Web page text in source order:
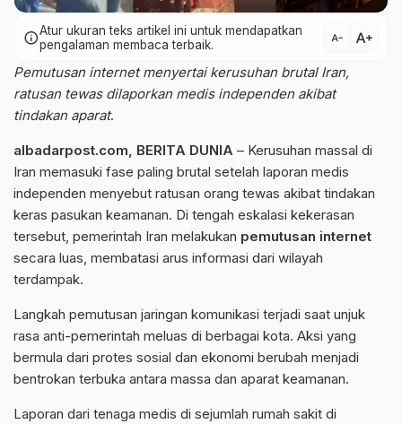
infoAtur ukuran teks artikel ini untuk mendapatkan
pengalaman membaca terbaik.
text_decrease text_increase
Pemutusan internet menyertai kerusuhan brutal Iran,
ratusan tewas dilaporkan medis independen akibat
tindakan aparat.
albadarpost.com, BERITA DUNIA – Kerusuhan massal di
Iran memasuki fase paling brutal setelah laporan medis
independen menyebut ratusan orang tewas akibat tindakan
keras pasukan keamanan. Di tengah eskalasi kekerasan
tersebut, pemerintah Iran melakukan pemutusan internet
secara luas, membatasi arus informasi dari wilayah
terdampak.
Langkah pemutusan jaringan komunikasi terjadi saat unjuk
rasa anti-pemerintah meluas di berbagai kota. Aksi yang
bermula dari protes sosial dan ekonomi berubah menjadi
bentrokan terbuka antara massa dan aparat keamanan.
Laporan dari tenaga medis di sejumlah rumah sakit di